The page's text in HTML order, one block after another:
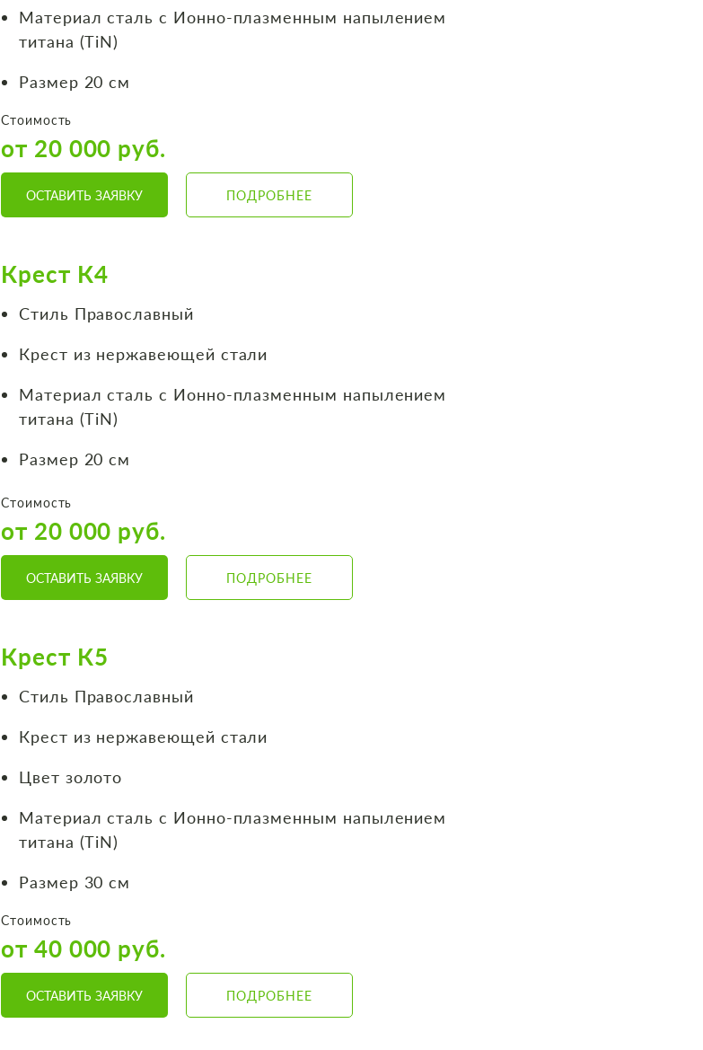
Материал сталь с Ионно-плазменным напылением
титана (TiN)
Размер 20 см
Стоимость
от 20 000 руб.
ОСТАВИТЬ ЗАЯВКУ ПОДРОБНЕЕ
Крест К4
Стиль Православный
Крест из нержавеющей стали
Материал сталь с Ионно-плазменным напылением
титана (TiN)
Размер 20 см
Стоимость
от 20 000 руб.
ОСТАВИТЬ ЗАЯВКУ ПОДРОБНЕЕ
Крест К5
Стиль Православный
Крест из нержавеющей стали
Цвет золото
Материал сталь с Ионно-плазменным напылением
титана (TiN)
Размер 30 см
Стоимость
от 40 000 руб.
ОСТАВИТЬ ЗАЯВКУ ПОДРОБНЕЕ